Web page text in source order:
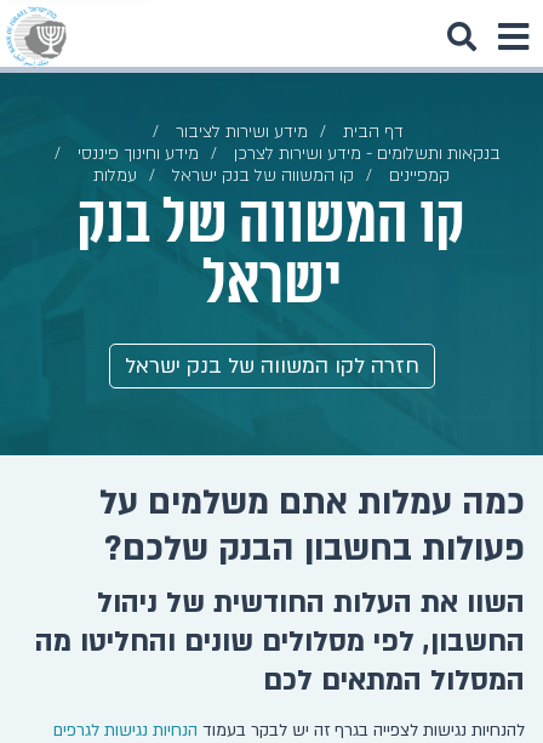
דף הבית
מידע ושירות לציבור
בנקאות ותשלומים - מידע ושירות לצרכן
מידע וחינוך פיננסי
קמפיינים
קו המשווה של בנק ישראל עמלות
קו המשווה של בנק
ישראל
חזרה לקו המשווה של בנק ישראל
כמה עמלות אתם משלמים על
פעולות בחשבון הבנק שלכם?
השוו את העלות החודשית של ניהול
החשבון, לפי מסלולים שונים והחליטו מה
המסלול המתאים לכם
להנחיות נגישות לצפייה בגרף זה יש לבקר בעמוד הנחיות נגישות לגרפים